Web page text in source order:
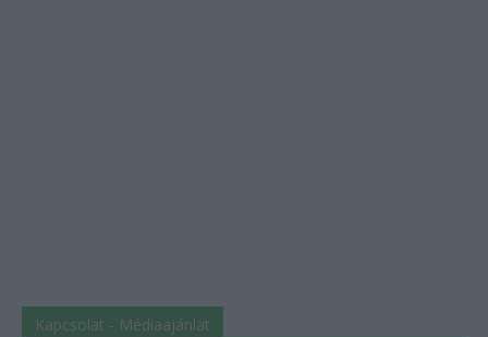
Kapcsolat - Médiaajánlat